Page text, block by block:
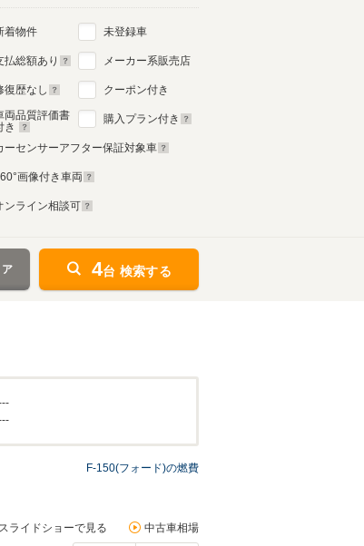
着物件
払総額あり
復歴なし
両品質評価書
き
未登録車
メーカー系販売店
クーポン付き
購入プラン付き
ーセンサーアフター保証対象車
°画像付き車両
ンライン相談可
4台 検索する
F-150(フォード)の燃費
スライドショーで見る 中古車相場